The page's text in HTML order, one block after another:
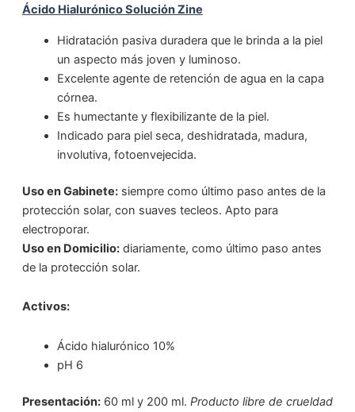
Ácido Hialurónico Solución Zine
Hidratación pasiva duradera que le brinda a la piel
un aspecto más joven y luminoso.
Excelente agente de retención de agua en la capa
córnea.
Es humectante y flexibilizante de la piel.
Indicado para piel seca, deshidratada, madura,
involutiva, fotoenvejecida.
Uso en Gabinete:siempre como último paso antes de la
protección solar, con suaves tecleos. Apto para
electroporar.
Uso en Domicilio:diariamente, como último paso antes
de la protección solar.
Activos:
Ácido hialurónico 10%
pH 6
Presentación:60 ml y 200 ml. Producto libre de crueldad